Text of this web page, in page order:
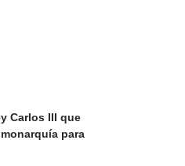
Carlos III que
para